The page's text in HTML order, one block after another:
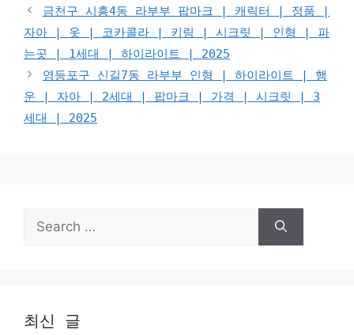
금천구 시흥4동 라부부 팝마크 | 캐릭터 | 정품 |
자아 | 옷 | 코카콜라 | 키링 | 시크릿 | 인형 | 파
는곳 | 1세대 | 하이라이트 | 2025
영등포구 신길7동 라부부 인형 | 하이라이트 | 행
운 | 자아 | 2세대 | 팝마크 | 가격 | 시크릿 | 3
세대 | 2025
for:
최신 글